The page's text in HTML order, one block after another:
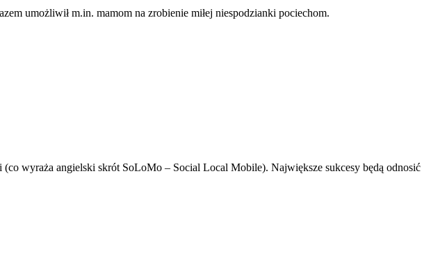
umożliwił m.in. mamom na zrobienie miłej niespodzianki pociechom.
wyraża angielski skrót SoLoMo – Social Local Mobile). Największe sukcesy będą odnosić